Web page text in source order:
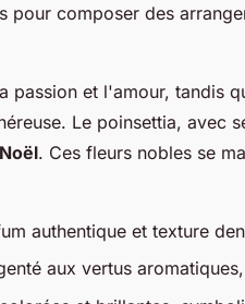
pour composer des
passion et l'amour, tandis
Le poinsettia, avec
. Ces fleurs nobles se
authentique et texture
aux vertus